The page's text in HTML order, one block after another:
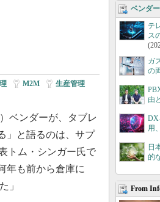
M2M 生産管理
ベンダーが、タブレ
」と語るのは、サプ
トム・シンガー氏で
年も前から倉庫に
」
ベンダ
テ
ス
ガ
の
由
DX
用
日
的
From